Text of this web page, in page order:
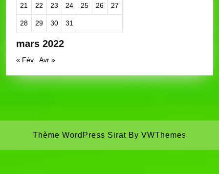
mars 2022
21 22 23 24 25 26 27
28 29 30 31
« Fév Avr »
Thème WordPress Sirat By VWThemes